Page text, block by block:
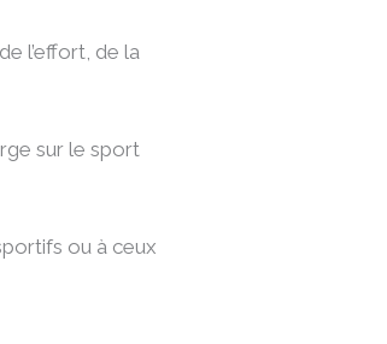
l’effort, de la
sur le sport
ou à ceux